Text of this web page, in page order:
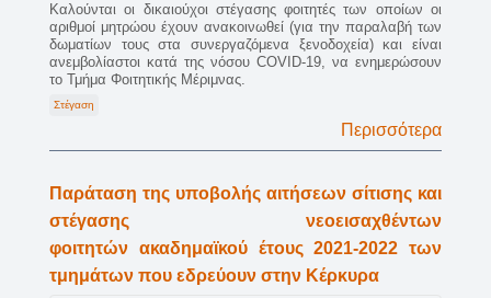
Καλούνται οι δικαιούχοι στέγασης φοιτητές των οποίων οι
αριθμοί μητρώου έχουν ανακοινωθεί (για την παραλαβή των
δωματίων τους στα συνεργαζόμενα ξενοδοχεία) και είναι
ανεμβολίαστοι κατά της νόσου COVID-19, να ενημερώσουν
το Τμήμα Φοιτητικής Μέριμνας.
Στέγαση
Περισσότερα
Παράταση της υποβολής αιτήσεων σίτισης και
στέγασης νεοεισαχθέντων
φοιτητών ακαδημαϊκού έτους 2021-2022 των
τμημάτων που εδρεύουν στην Κέρκυρα